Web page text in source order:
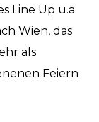
Line Up u.a.
Wien, das
als
Feiern